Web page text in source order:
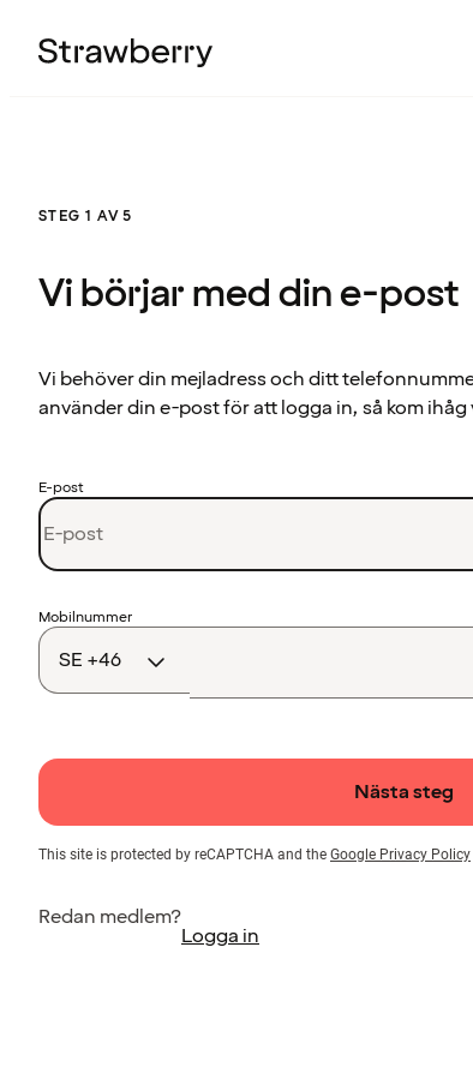
STEG 1 AV 5
Vi börjar med din e-post
Vi behöver din mejladress och ditt
använder din e-post för att logga in, så kom
E-post
Landskod
Mobilnummer
Nästa steg
This site is protected by reCAPTCHA and the Google Privacy Policy
Redan medlem?
Logga in